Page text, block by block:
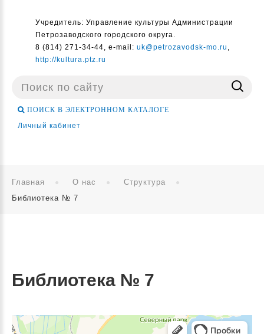
Учредитель: Управление культуры Администрации
Петрозаводского городского округа.
8 (814) 271-34-44, e-mail: uk@petrozavodsk-mo.ru ,
http://kultura.ptz.ru
Поиск
ПОИСК В ЭЛЕКТРОННОМ КАТАЛОГЕ
Личный кабинет
Главная О нас
Структура
Библиотека № 7
Библиотека № 7